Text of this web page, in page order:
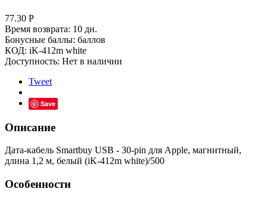
77.30 Р
Время возврата: 10 дн.
Бонусные баллы: баллов
КОД: iK-412m white
Доступность: Нет в наличии
Tweet
Save
Описание
Дата-кабель Smartbuy USB - 30-pin для Apple, магнитный,
длина 1,2 м, белый (iK-412m white)/500
Особенности